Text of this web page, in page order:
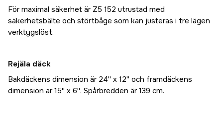
För maximal säkerhet är Z5 152 utrustad med
säkerhetsbälte och störtbåge som kan justeras i tre lägen
verktygslöst.
Rejäla däck
Bakdäckens dimension är 24'' x 12'' och framdäckens
dimension är 15'' x 6''. Spårbredden är 139 cm.